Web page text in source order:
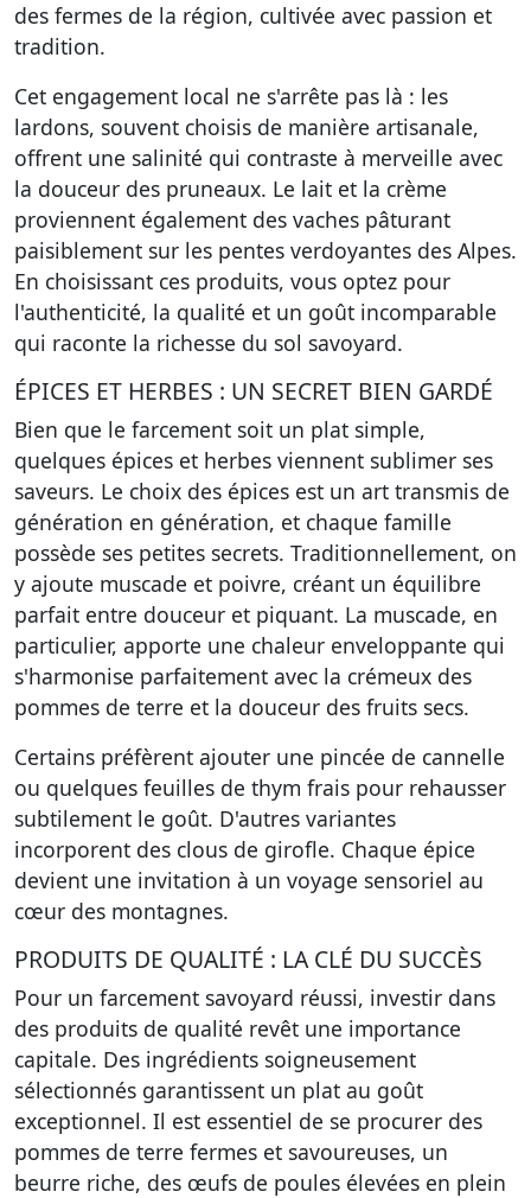
des fermes de la région, cultivée avec passion et
tradition.
Cet engagement local ne s'arrête pas là : les
lardons, souvent choisis de manière artisanale,
offrent une salinité qui contraste à merveille avec
la douceur des pruneaux. Le lait et la crème
proviennent également des vaches pâturant
paisiblement sur les pentes verdoyantes des Alpes.
En choisissant ces produits, vous optez pour
l'authenticité, la qualité et un goût incomparable
qui raconte la richesse du sol savoyard.
ÉPICES ET HERBES : UN SECRET BIEN GARDÉ
Bien que le farcement soit un plat simple,
quelques épices et herbes viennent sublimer ses
saveurs. Le choix des épices est un art transmis de
génération en génération, et chaque famille
possède ses petites secrets. Traditionnellement, on
y ajoute muscade et poivre, créant un équilibre
parfait entre douceur et piquant. La muscade, en
particulier, apporte une chaleur enveloppante qui
s'harmonise parfaitement avec la crémeux des
pommes de terre et la douceur des fruits secs.
Certains préfèrent ajouter une pincée de cannelle
ou quelques feuilles de thym frais pour rehausser
subtilement le goût. D'autres variantes
incorporent des clous de girofle. Chaque épice
devient une invitation à un voyage sensoriel au
cœur des montagnes.
PRODUITS DE QUALITÉ : LA CLÉ DU SUCCÈS
Pour un farcement savoyard réussi, investir dans
des produits de qualité revêt une importance
capitale. Des ingrédients soigneusement
sélectionnés garantissent un plat au goût
exceptionnel. Il est essentiel de se procurer des
pommes de terre fermes et savoureuses, un
beurre riche, des œufs de poules élevées en plein